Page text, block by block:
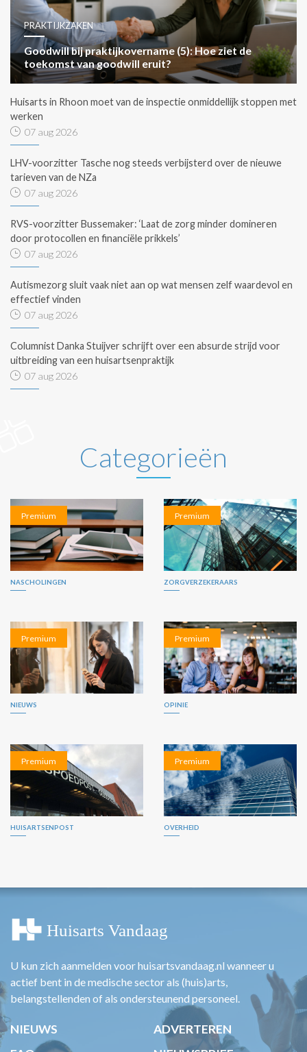
PRAKTIJKZAKEN
Goodwill bij praktijkovername (5): Hoe ziet de
toekomst van goodwill eruit?
Huisarts in Rhoon moet van de inspectie onmiddellijk stoppen met
werken
07 aug 2026
LHV-voorzitter Tasche nog steeds verbijsterd over de nieuwe
tarieven van de NZa
07 aug 2026
RVS-voorzitter Bussemaker: ‘Laat de zorg minder domineren
door protocollen en financiële prikkels’
07 aug 2026
Autismezorg sluit vaak niet aan op wat mensen zelf waardevol en
effectief vinden
07 aug 2026
Columnist Danka Stuijver schrijft over een absurde strijd voor
uitbreiding van een huisartsenpraktijk
07 aug 2026
Categorieën
Premium
NASCHOLINGEN
Premium
ZORGVERZEKERAARS
Premium
NIEUWS
Premium
OPINIE
Premium
HUISARTSENPOST
Premium
OVERHEID
U kun zich aanmelden voor huisartsvandaag.nl wanneer u
actief bent in de medische sector als (huis)arts,
belangstellenden of als ondersteunend personeel.
NIEUWS
ADVERTEREN